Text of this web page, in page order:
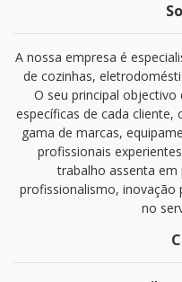
A nossa empresa é
de cozinhas,
O seu principal objectivo
específicas de cada
gama de marcas,
profissionais
trabalho assenta em
profissionalismo, inovação
no